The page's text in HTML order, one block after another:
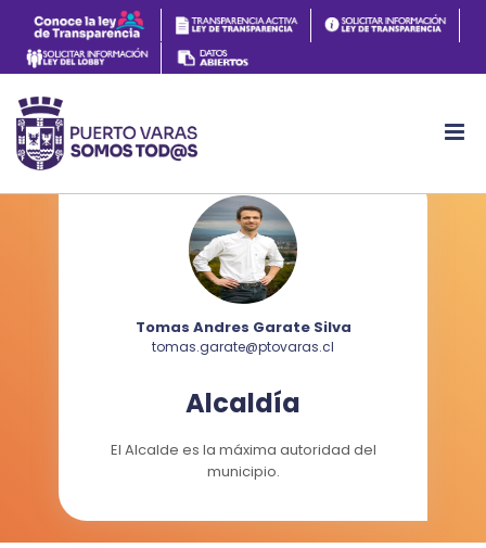
Tomas Andres Garate Silva
tomas.garate@ptovaras.cl
Alcaldía
El Alcalde es la máxima autoridad del
municipio.